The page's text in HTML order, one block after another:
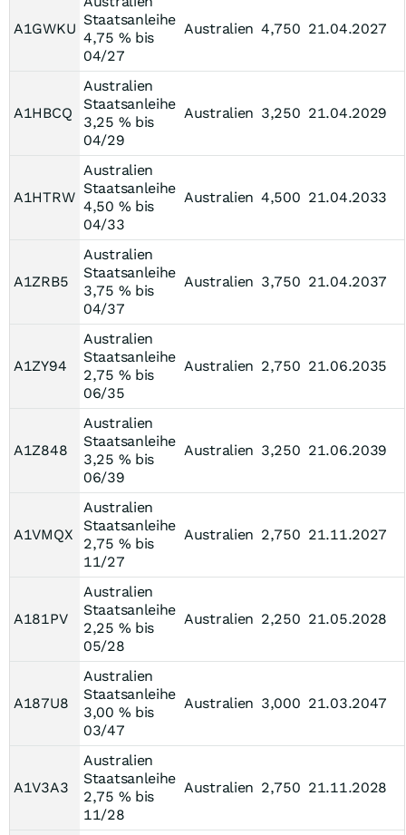
A1GWKU
Staatsanleihe
4,75 % bis
04/27
Australien 4,750 21.04.2027
A1HBCQ
Australien
Staatsanleihe
3,25 % bis
04/29
Australien 3,250 21.04.2029
A1HTRW
Australien
Staatsanleihe
4,50 % bis
04/33
Australien 4,500 21.04.2033
A1ZRB5
Australien
Staatsanleihe
3,75 % bis
04/37
Australien 3,750 21.04.2037
A1ZY94
Australien
Staatsanleihe
2,75 % bis
06/35
Australien 2,750 21.06.2035
A1Z848
Australien
Staatsanleihe
3,25 % bis
06/39
Australien 3,250 21.06.2039
A1VMQX
Australien
Staatsanleihe
2,75 % bis
11/27
Australien 2,750 21.11.2027
A181PV
Australien
Staatsanleihe
2,25 % bis
05/28
Australien 2,250 21.05.2028
A187U8
Australien
Staatsanleihe
3,00 % bis
03/47
Australien 3,000 21.03.2047
A1V3A3
Australien
Staatsanleihe
2,75 % bis
11/28
Australien 2,750 21.11.2028